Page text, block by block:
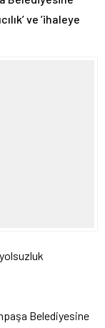
ve ’ihaleye
Belediyesine